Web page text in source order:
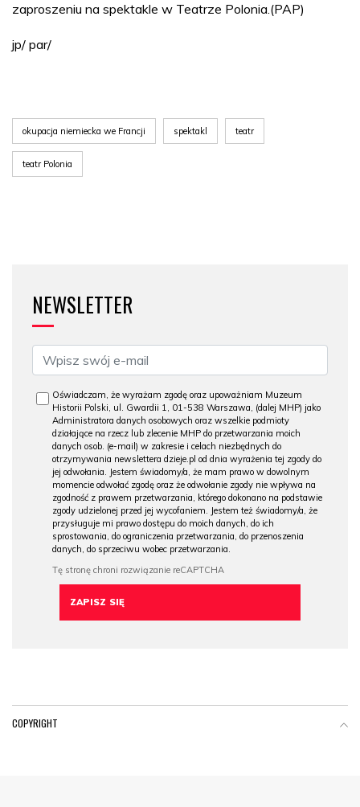
zaproszeniu na spektakle w Teatrze Polonia.(PAP)
jp/ par/
okupacja niemiecka we Francji spektakl teatr
teatr Polonia
NEWSLETTER
Oświadczam, że wyrażam zgodę oraz upoważniam Muzeum
Historii Polski, ul. Gwardii 1, 01-538 Warszawa, (dalej MHP) jako
Administratora danych osobowych oraz wszelkie podmioty
działające na rzecz lub zlecenie MHP do przetwarzania moich
danych osob. (e-mail) w zakresie i celach niezbędnych do
otrzymywania newslettera dzieje.pl od dnia wyrażenia tej zgody do
jej odwołania. Jestem świadomy/a, że mam prawo w dowolnym
momencie odwołać zgodę oraz że odwołanie zgody nie wpływa na
zgodność z prawem przetwarzania, którego dokonano na podstawie
zgody udzielonej przed jej wycofaniem. Jestem też świadomy/a, że
przysługuje mi prawo dostępu do moich danych, do ich
sprostowania, do ograniczenia przetwarzania, do przenoszenia
danych, do sprzeciwu wobec przetwarzania.
COPYRIGHT